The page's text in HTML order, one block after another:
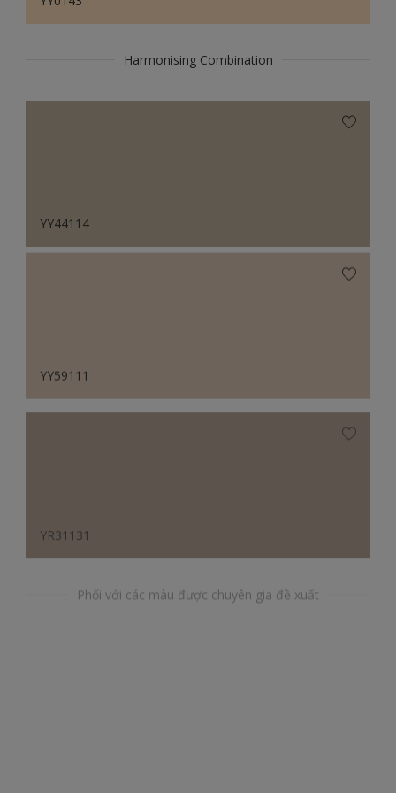
Harmonising Combination
YY44114
YY59111
Phối với các màu được chuyên gia đề xuất